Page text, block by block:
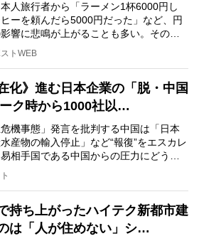
人旅行者から「ラーメン1杯6000円し
ーを頼んだら5000円だった」など、円
響に悲鳴が上がることも多い。その波
トWEB
化》進む日本企業の「脱・中国
ク時から1000社以…
機事態」発言を批判する中国は「日本
産物の輸入停止」など“報復”をエスカレ
相手国である中国からの圧力にどう向
持ち上がったハイテク新都市建
は「人が住めない」シ…